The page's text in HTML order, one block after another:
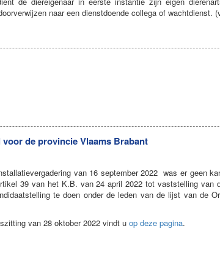
naar een dienstdoende collega of wachtdienst.
de provincie Vlaams Brabant
van 16 september 2022 was er geen
39 van het K.B. van 24 april 2022 tot vaststelling van
te doen onder de leden van de lijst van de
van 28 oktober 2022 vindt u op deze pagina.